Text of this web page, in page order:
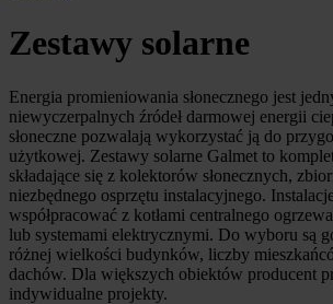
Zestawy solarne
Energia promieniowania słonecznego jest
niewyczerpalnych źródeł darmowej energii
słoneczne pozwalają wykorzystać ją do
użytkowej. Zestawy solarne Galmet to
składające się z kolektorów słonecznych,
niezbędnego osprzętu instalacyjnego.
współpracować z kotłami centralnego
lub systemami elektrycznymi. Do wyboru są
różnej wielkości budynków, liczby
dachów. Dla większych obiektów producent
indywidualne projekty.